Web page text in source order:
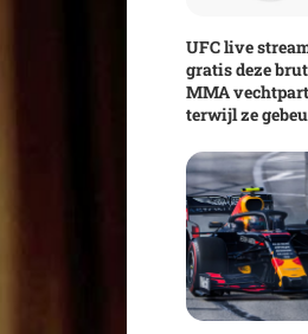
UFC live
gratis deze
MMA
terwijl ze